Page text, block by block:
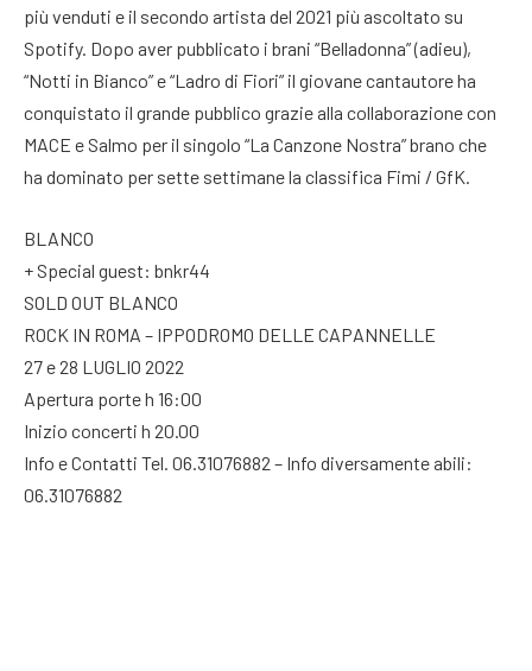
più venduti e il secondo artista del 2021 più ascoltato su
Spotify. Dopo aver pubblicato i brani “Belladonna” (adieu),
“Notti in Bianco” e “Ladro di Fiori” il giovane cantautore ha
conquistato il grande pubblico grazie alla collaborazione con
MACE e Salmo per il singolo “La Canzone Nostra” brano che
ha dominato per sette settimane la classifica Fimi / GfK.
BLANCO
+ Special guest: bnkr44
SOLD OUT BLANCO
ROCK IN ROMA – IPPODROMO DELLE CAPANNELLE
27 e 28 LUGLIO 2022
Apertura porte h 16:00
Inizio concerti h 20.00
Info e Contatti Tel. 06.31076882 – Info diversamente abili:
06.31076882